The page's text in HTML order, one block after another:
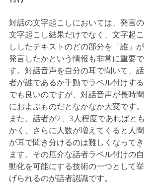
対話の文字起こしにおいては、発言の
文字起こし結果だけでなく、文字起こ
ししたテキストのどの部分を「誰」が
発言したかという情報も非常に重要で
す。対話音声を自分の耳で聞いて、話
者が誰であるか手動でラベル付けする
でも良いのですが、対話音声が長時間
におよぶものだとなかなか大変です。
また、話者が2、3人程度であればとも
かく、さらに人数が増えてくると人間
が耳で聞き分けるのは難しくなってき
ます。その厄介な話者ラベル付けの自
動化を可能にする技術の一つとして挙
げられるのが話者認識です。